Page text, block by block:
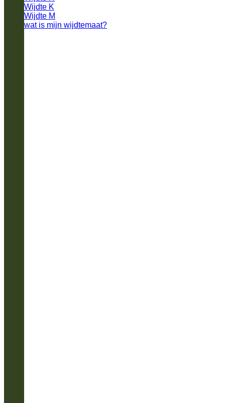
Wijdte K
Wijdte M
wat is mijn wijdtemaat?